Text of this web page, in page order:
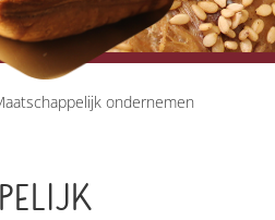
ondernemen